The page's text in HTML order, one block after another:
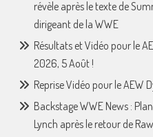
révèle après le texte de
dirigeant de la WWE
Résultats et Vidéo pour le
2026, 5 Août !
Reprise Vidéo pour le AEW
Backstage WWE News :
Lynch après le retour de